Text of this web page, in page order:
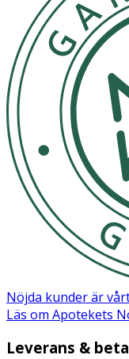
Nöjda kunder är
Läs om Apotekets
Leverans &